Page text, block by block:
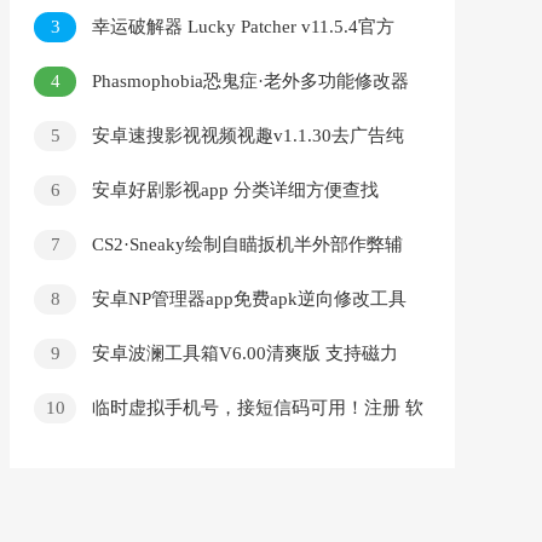
3
幸运破解器 Lucky Patcher v11.5.4官方
最新版
4
Phasmophobia恐鬼症·老外多功能修改器
5
安卓速搜影视视频视趣v1.1.30去广告纯
6
安卓好剧影视app 分类详细方便查找
7
CS2·Sneaky绘制自瞄扳机半外部作弊辅
8
安卓NP管理器app免费apk逆向修改工具
9
安卓波澜工具箱V6.00清爽版 支持磁力
10
临时虚拟手机号，接短信码可用！注册 软